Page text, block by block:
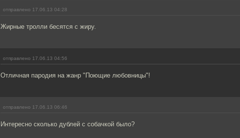
отправлено 17.06.13 04:28
Жирные тролли бесятся с жиру.
отправлено 17.06.13 04:56
Отличная пародия на жанр "Поющие любовницы"!
отправлено 17.06.13 06:46
Интересно сколько дублей с собачкой было?